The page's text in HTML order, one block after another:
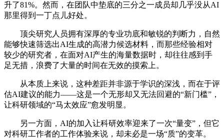
升了81%。然而，在团队中垫底的三分之一成员却几乎没从AI
那里得到一丁点儿好处。
顶尖研究人员拥有深厚的专业功底和敏锐的判断力，自然
能够快速筛选出AI生成的高潜力候选材料，而那些经验相对
较少的研究者，在面对AI产生的海量数据时，却往往感到手
足无措，浪费了大量的时间在无效的摸索上。
从本质上来说，这种差距并非源于学识的深浅，而在于评
估AI建议的能力——这是一个无形却又无法回避的“新门槛”，
让科研领域的“马太效应”愈发明显。
另一方面，AI的加入让科研效率迎来了一次“量变”，但它
对科研工作者的工作体验来说，却未必是一场“质”的变革。